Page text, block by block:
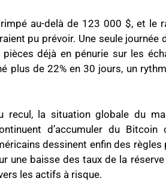
au-delà de 123 000 $, et le
pu prévoir. Une seule
déjà en pénurie sur les
plus de 22% en 30 jours, un
recul, la situation globale du
d’accumuler du
dessinent enfin des
une baisse des taux de la
les actifs à risque.